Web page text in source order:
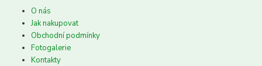
O nás
Jak nakupovat
Obchodní podmínky
Fotogalerie
Kontakty